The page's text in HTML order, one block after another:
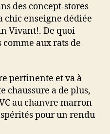
des concept-stores
chic enseigne dédiée
Vivant!. De quoi
aux rats de
pertinente et va à
chaussure a de plus,
au chanvre marron
pour un rendu